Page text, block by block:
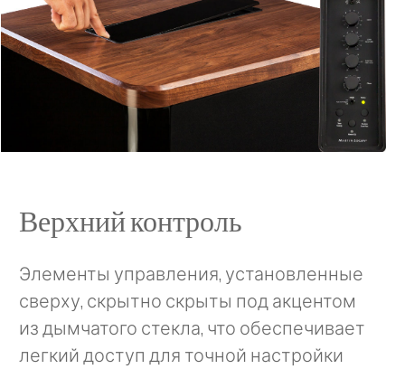
Верхний контроль
Элементы управления, установленные
сверху, скрытно скрыты под акцентом
из дымчатого стекла, что обеспечивает
легкий доступ для точной настройки